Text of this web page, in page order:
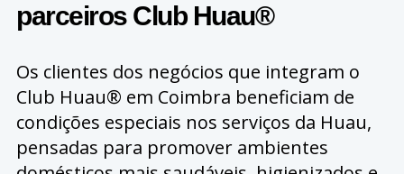
parceiros Club Huau®
Os clientes dos negócios que integram o
Club Huau® em Coimbra beneficiam de
condições especiais nos serviços da Huau,
pensadas para promover ambientes